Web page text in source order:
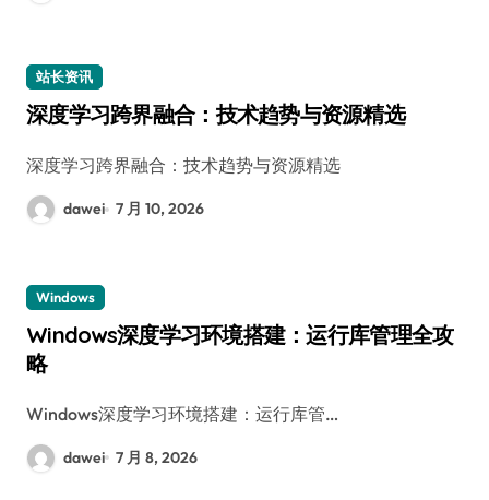
站长资讯
深度学习跨界融合：技术趋势与资源精选
深度学习跨界融合：技术趋势与资源精选
dawei 7 月 10, 2026
Windows
Windows深度学习环境搭建：运行库管理全攻
略
Windows深度学习环境搭建：运行库管…
dawei 7 月 8, 2026